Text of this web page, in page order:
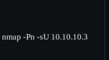
nmap -Pn -sU 10.10.10.3